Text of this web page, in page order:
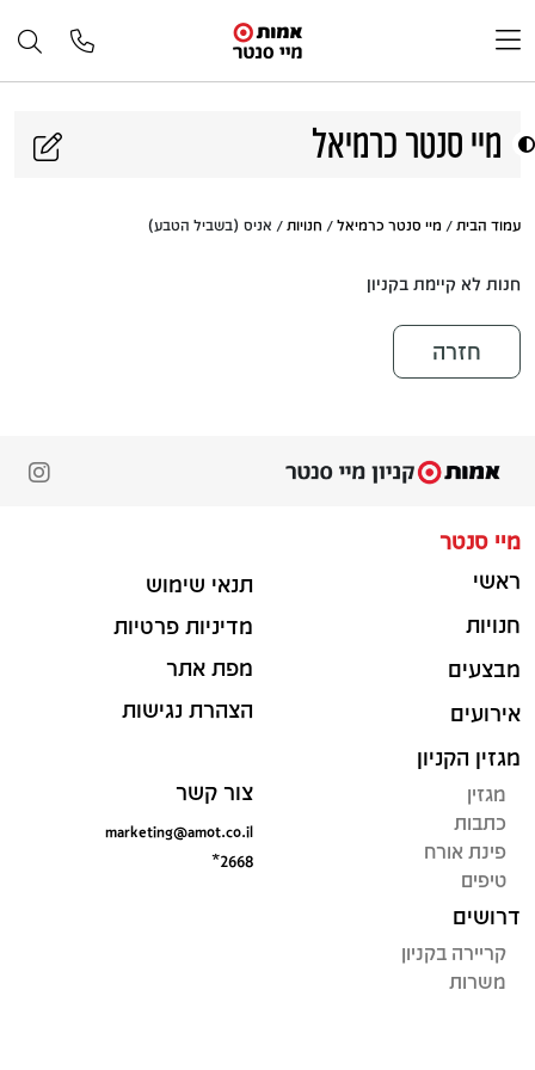
מיי סנטר כרמיאל
עמוד הבית / מיי סנטר כרמיאל / חנויות / אניס (בשביל הטבע)
חנות לא קיימת בקניון
חזרה
מיי סנטר
ראשי
חנויות
מבצעים
אירועים
מגזין הקניון
מגזין
כתבות
פינת אורח
טיפים
דרושים
קריירה בקניון
משרות
תנאי שימוש
מדיניות פרטיות
מפת אתר
הצהרת נגישות
צור קשר
marketing@amot.co.il
*2668